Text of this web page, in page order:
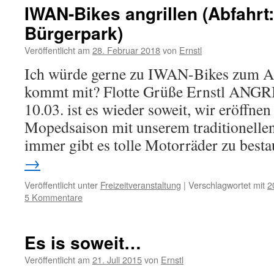
IWAN-Bikes angrillen
Bürgerpark)
Veröffentlicht am 28. Februar 2018von Ernstl
Ich würde gerne zu IWAN-Bikes zum
kommt mit? Flotte Grüße Ernstl
10.03. ist es wieder soweit, wir
Mopedsaison mit unserem
immer gibt es tolle Motorräder zu
→
Veröffentlicht unter Freizeitveranstaltung | Verschlagwortet mit
5 Kommentare
Es is soweit…
Veröffentlicht am 21. Juli 2015von Ernstl